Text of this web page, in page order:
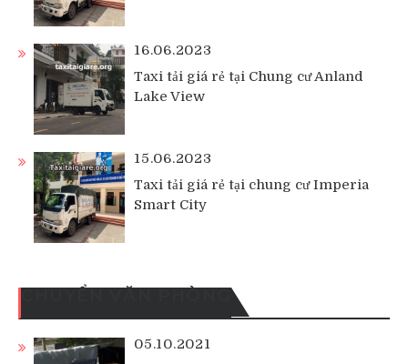
16.06.2023
Taxi tải giá rẻ tại Chung cư Anland
Lake View
15.06.2023
Taxi tải giá rẻ tại chung cư Imperia
Smart City
05.10.2021